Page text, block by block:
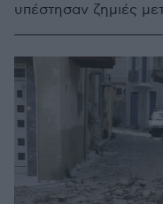
υπέστησαν ζημιές